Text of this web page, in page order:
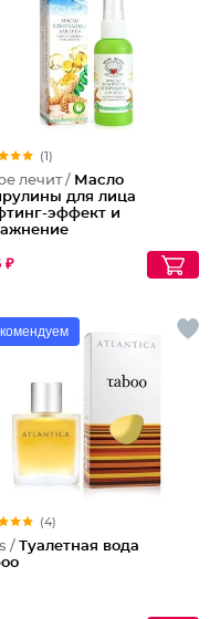
(1)
лечит / Масло
для лица
эффект и
₽
(4)
/ Туалетная вода